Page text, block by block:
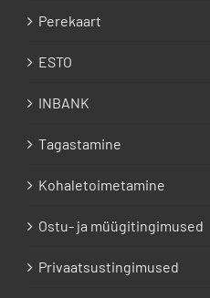
Perekaart
ESTO
INBANK
Tagastamine
Kohaletoimetamine
Ostu- ja müügitingimused
Privaatsustingimused